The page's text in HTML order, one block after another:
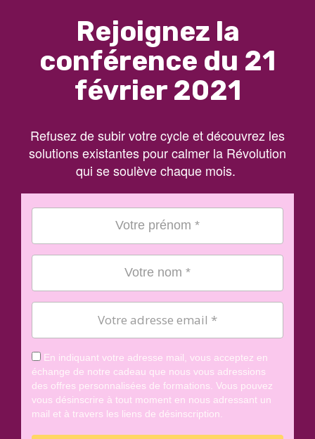
Rejoignez la
conférence du 21
février 2021
Refusez de subir votre cycle et découvrez les
solutions existantes pour calmer la Révolution
qui se soulève chaque mois.
En indiquant votre adresse mail, vous acceptez en
échange de notre cadeau que nous vous adressions
des offres personnalisées de formations. Vous pouvez
vous désinscrire à tout moment en nous adressant un
mail et à travers les liens de désinscription.